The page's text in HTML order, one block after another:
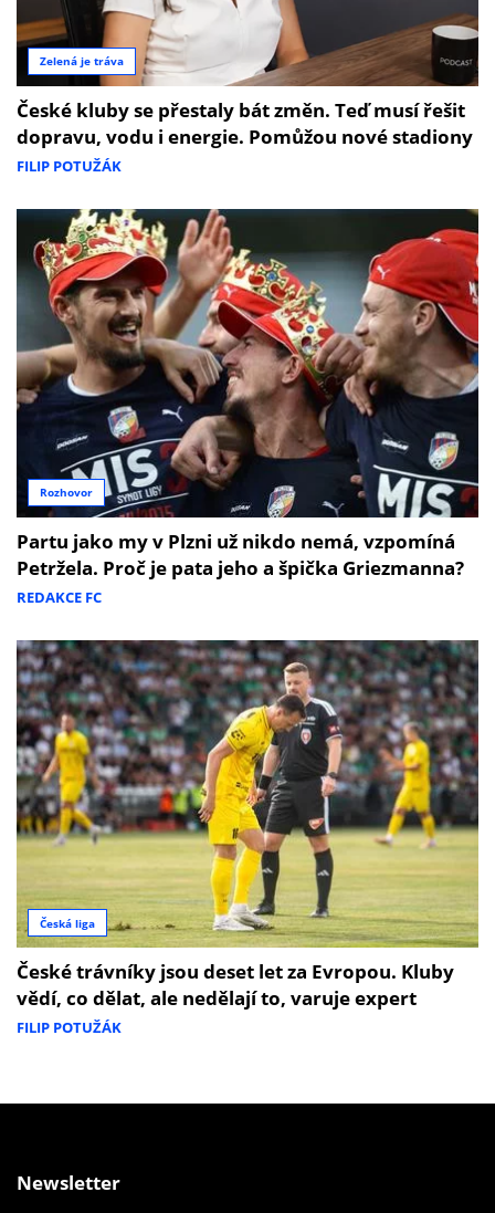
Zelená je tráva
České kluby se přestaly bát změn. Teď musí řešit
dopravu, vodu i energie. Pomůžou nové stadiony
FILIP POTUŽÁK
Rozhovor
Partu jako my v Plzni už nikdo nemá, vzpomíná
Petržela. Proč je pata jeho a špička Griezmanna?
REDAKCE FC
Česká liga
České trávníky jsou deset let za Evropou. Kluby
vědí, co dělat, ale nedělají to, varuje expert
FILIP POTUŽÁK
Newsletter